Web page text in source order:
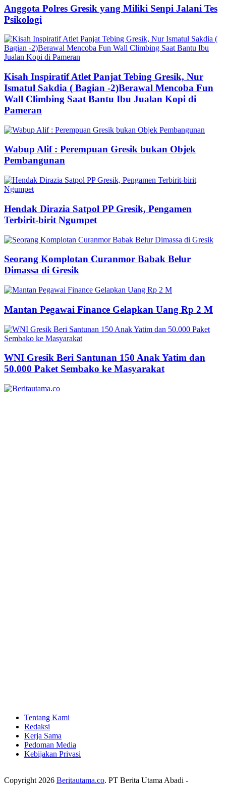
Anggota Polres Gresik yang Miliki Senpi Jalani Tes
Psikologi
Kisah Inspiratif Atlet Panjat Tebing Gresik, Nur
Ismatul Sakdia ( Bagian -2)Berawal Mencoba Fun
Wall Climbing Saat Bantu Ibu Jualan Kopi di
Pameran
Wabup Alif : Perempuan Gresik bukan Objek
Pembangunan
Hendak Dirazia Satpol PP Gresik, Pengamen
Terbirit-birit Ngumpet
Seorang Komplotan Curanmor Babak Belur
Dimassa di Gresik
Mantan Pegawai Finance Gelapkan Uang Rp 2 M
WNI Gresik Beri Santunan 150 Anak Yatim dan
50.000 Paket Sembako ke Masyarakat
Tentang Kami
Redaksi
Kerja Sama
Pedoman Media
Kebijakan Privasi
Copyright 2026 Beritautama.co. PT Berita Utama Abadi -